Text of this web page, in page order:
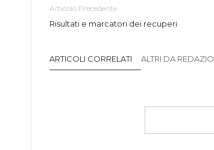
Articolo Precedente
Risultati e marcatori dei recuperi
ARTICOLI CORRELATI ALTRI DA